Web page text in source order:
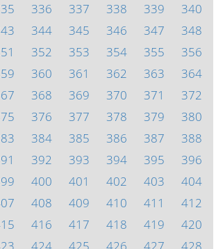
336 337 338 339
340
344 345 346 347
348
352 353 354 355
356
360 361 362 363
364
368 369 370 371
372
376 377 378 379
380
384 385 386 387
388
392 393 394 395
396
400 401 402 403
404
408 409 410 411
412
416 417 418 419
420